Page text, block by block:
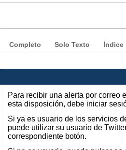
Completo Solo Texto Índice
Para recibir una alerta por correo
esta disposición, debe iniciar
Si ya es usuario de los servicios
puede utilizar su usuario de
correspondiente botón.